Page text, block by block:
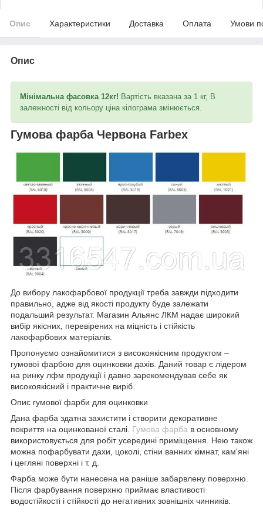
Опис Характеристики Доставка Оплата Умови
Опис
Мінімальна фасовка 12кг! Вартість вказана за 1 кг, В
залежності від кольору ціна кілограма змінюється.
Гумова фарба Червона Farbex
До вибору лакофарбової продукції треба завжди підходити
правильно, адже від якості продукту буде залежати
подальший результат. Магазин Альянс ЛКМ надає широкий
вибір якісних, перевірених на міцність і стійкість
лакофарбових матеріалів.
Пропонуємо ознайомитися з високоякісним продуктом –
гумової фарбою для оцинковки дахів. Даний товар є лідером
на ринку лфм продукції і давно зарекомендував себе як
високоякісний і практичне виріб.
Опис гумової фарби для оцинковки
Дана фарба здатна захистити і створити декоративне
покриття на оцинкованої сталі. Гумова фарба в основному
використовується для робіт усередині приміщення. Нею також
можна пофарбувати дахи, цоколі, стіни ванних кімнат, кам'яні
і цегляні поверхні і т. д.
Фарба може бути нанесена на раніше забарвлену поверхню.
Після фарбування поверхню приймає властивості
водостійкості і стійкості до негативних зовнішніх чинників.